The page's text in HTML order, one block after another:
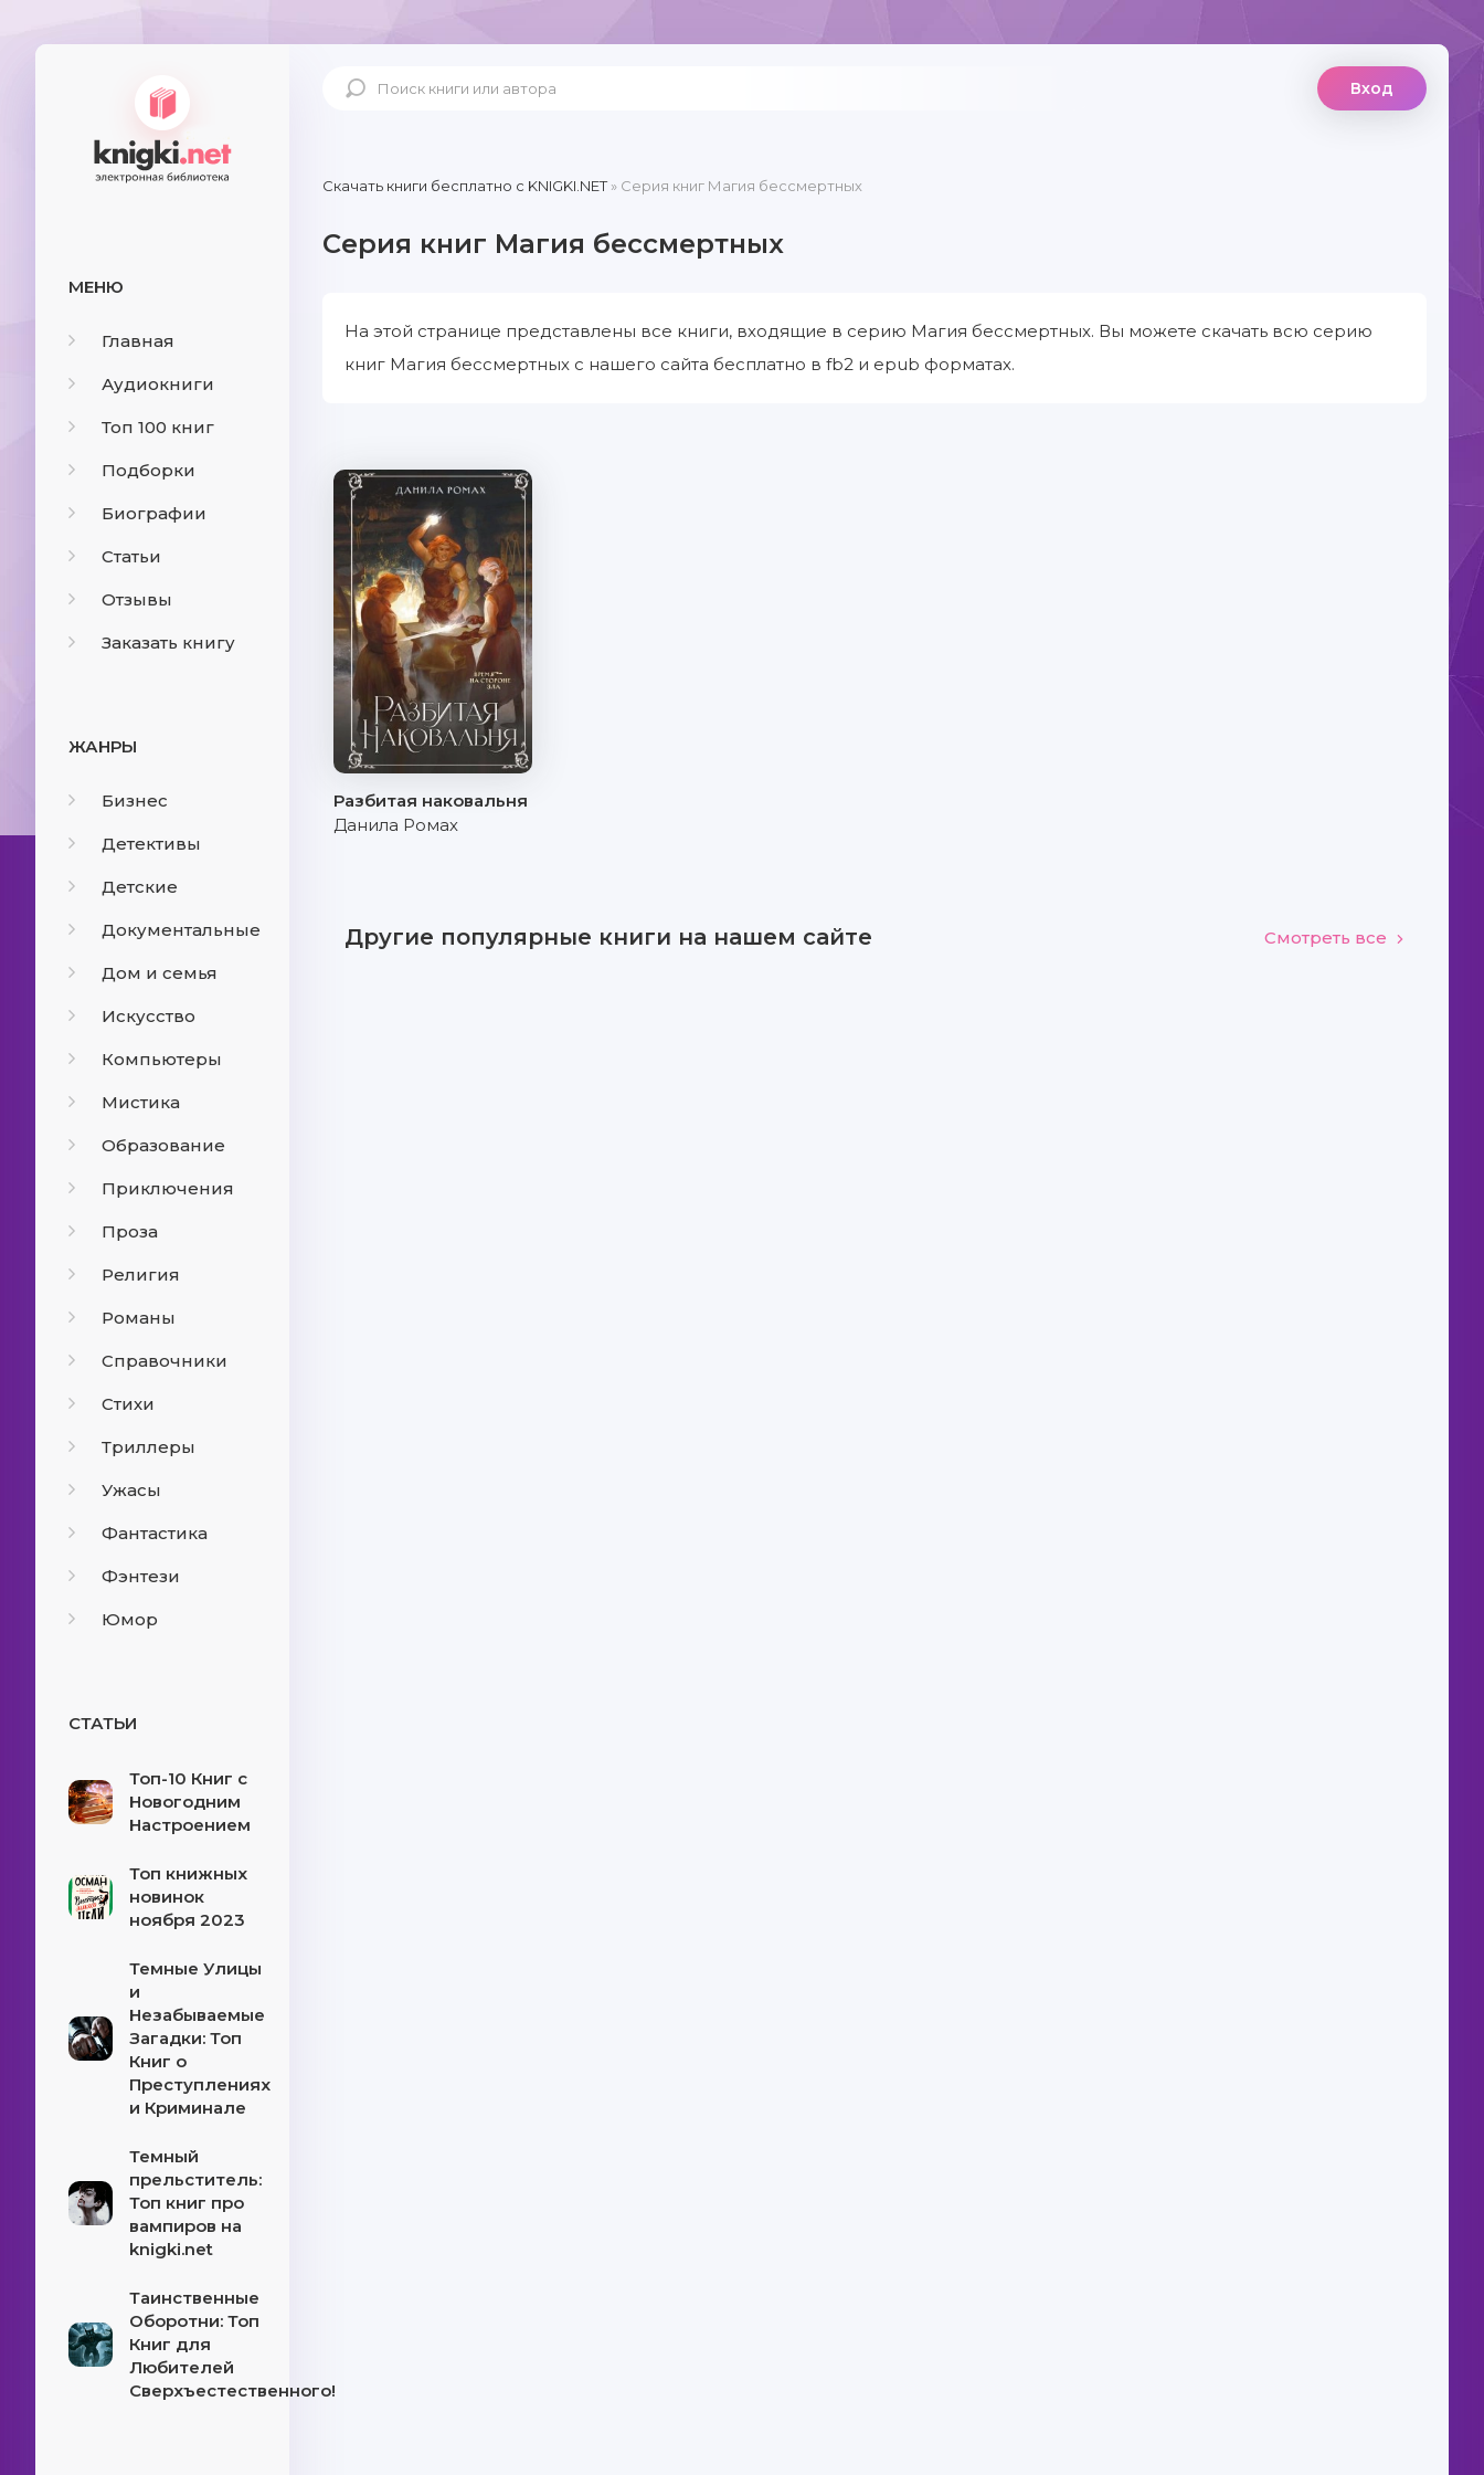
МЕНЮ
Главная
Аудиокниги
Топ 100 книг
Подборки
Биографии
Статьи
Отзывы
Заказать книгу
ЖАНРЫ
Бизнес
Детективы
Детские
Документальные
Дом и семья
Искусство
Компьютеры
Мистика
Образование
Приключения
Проза
Религия
Романы
Справочники
Стихи
Триллеры
Ужасы
Фантастика
Фэнтези
Юмор
СТАТЬИ
Топ-10 Книг с
Новогодним
Настроением
Топ книжных
новинок
ноября 2023
Темные Улицы
и
Незабываемые
Загадки: Топ
Книг о
Преступлениях
и Криминале
Темный
прельститель:
Топ книг про
вампиров на
knigki.net
Таинственные
Оборотни: Топ
Книг для
Любителей
Сверхъестественного!
Вход
Скачать книги бесплатно c KNIGKI.NET» Серия книг Магия бессмертных
Серия книг Магия бессмертных
На этой странице представлены все книги, входящие в серию Магия бессмертных. Вы можете скачать всю серию
книг Магия бессмертных с нашего сайта бесплатно в fb2 и epub форматах.
Разбитая наковальня
Данила Ромах
Другие популярные книги на нашем сайте Смотреть все